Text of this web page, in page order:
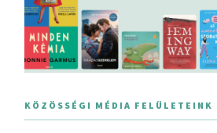
KÖZÖSSÉGI MÉDIA FELÜLETEINK